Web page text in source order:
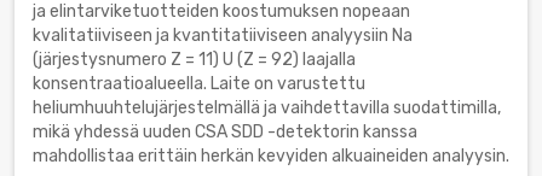
ja elintarviketuotteiden koostumuksen nopeaan
kvalitatiiviseen ja kvantitatiiviseen analyysiin Na
(järjestysnumero Z = 11) U (Z = 92) laajalla
konsentraatioalueella. Laite on varustettu
heliumhuuhtelujärjestelmällä ja vaihdettavilla suodattimilla,
mikä yhdessä uuden CSA SDD -detektorin kanssa
mahdollistaa erittäin herkän kevyiden alkuaineiden analyysin.